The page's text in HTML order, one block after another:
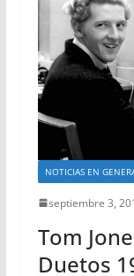
NOTICIAS EN
septiembre 3,
Tom
Duetos